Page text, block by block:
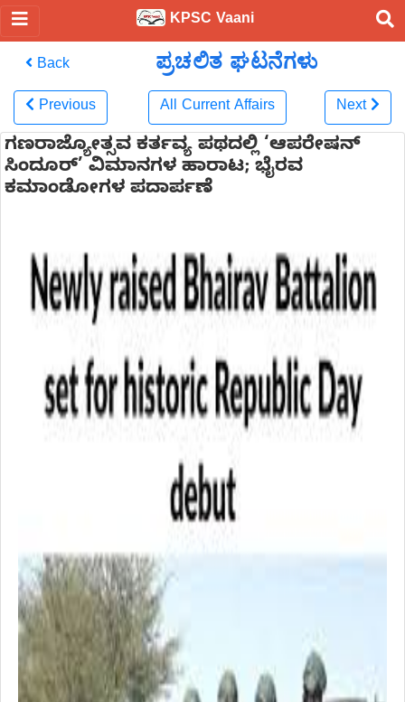
KPSC Vaani
Back ಪ್ರಚಲಿತ ಘಟನೆಗಳು
Previous All Current Affairs Next
ಗಣರಾಜ್ಯೋತ್ಸವ ಕರ್ತವ್ಯ ಪಥದಲ್ಲಿ ‘ಆಪರೇಷನ್
ಸಿಂದೂರ್’ ವಿಮಾನಗಳ ಹಾರಾಟ; ಭೈರವ
ಕಮಾಂಡೋಗಳ ಪದಾರ್ಪಣೆ